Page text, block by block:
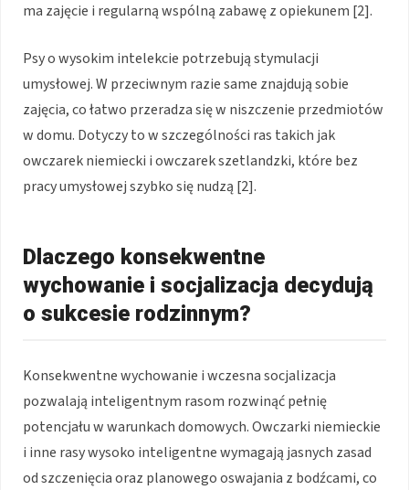
ma zajęcie i regularną wspólną zabawę z opiekunem [2].
Psy o wysokim intelekcie potrzebują stymulacji
umysłowej. W przeciwnym razie same znajdują sobie
zajęcia, co łatwo przeradza się w niszczenie przedmiotów
w domu. Dotyczy to w szczególności ras takich jak
owczarek niemiecki i owczarek szetlandzki, które bez
pracy umysłowej szybko się nudzą [2].
Dlaczego konsekwentne
wychowanie i socjalizacja decydują
o sukcesie rodzinnym?
Konsekwentne wychowanie i wczesna socjalizacja
pozwalają inteligentnym rasom rozwinąć pełnię
potencjału w warunkach domowych. Owczarki niemieckie
i inne rasy wysoko inteligentne wymagają jasnych zasad
od szczenięcia oraz planowego oswajania z bodźcami, co